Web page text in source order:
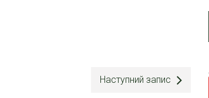
Наступний запис